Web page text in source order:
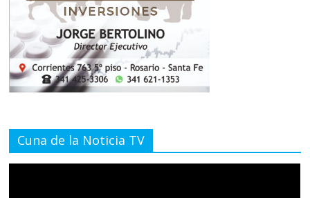
Cuna de la Noticia TV